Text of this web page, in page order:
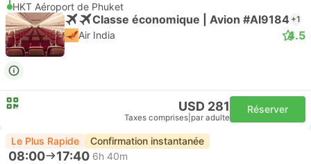
HKT Aéroport de Phuket
Classe économique | Avion #AI9184 +1
Air India 4.5
USD 281
Taxes comprises par adulte
Réserver
Le Plus Rapide Confirmation instantanée
08:00 17:40 6h 40m